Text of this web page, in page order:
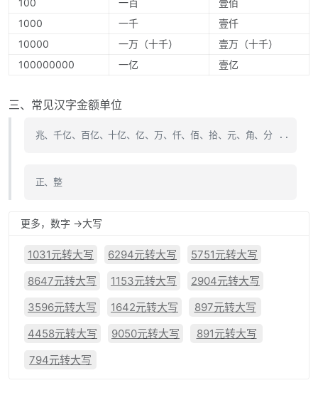
100
一百
壹佰
1000
一千
壹仟
10000
一万（十千）
壹万（十千）
100000000
一亿 壹亿
三、常见汉字金额单位
兆、千亿、百亿、十亿、亿、万、仟、佰、拾、元、角、分 ..
正、整
更多，数字 ->大写
1031元转大写 6294元转大写
5751元转大写
8647元转大写
1153元转大写
2904元转大写
3596元转大写
1642元转大写
897元转大写
4458元转大写
9050元转大写
891元转大写
794元转大写